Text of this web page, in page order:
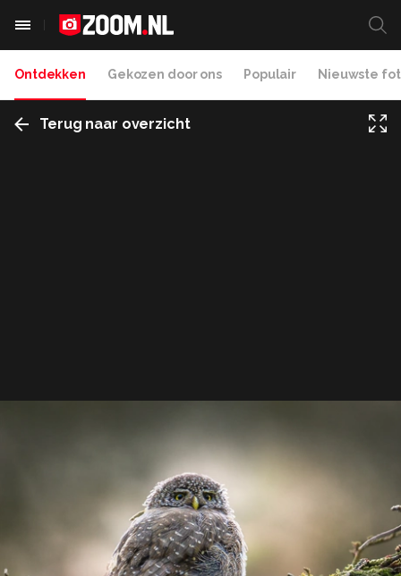
Ontdekken Gekozen door ons Populair Nieuwste
Terug naar overzicht